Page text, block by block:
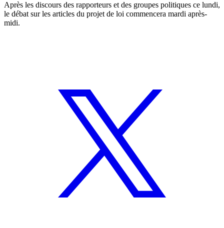
Après les discours des rapporteurs et des groupes politiques ce lundi,
le débat sur les articles du projet de loi commencera mardi après-
midi.